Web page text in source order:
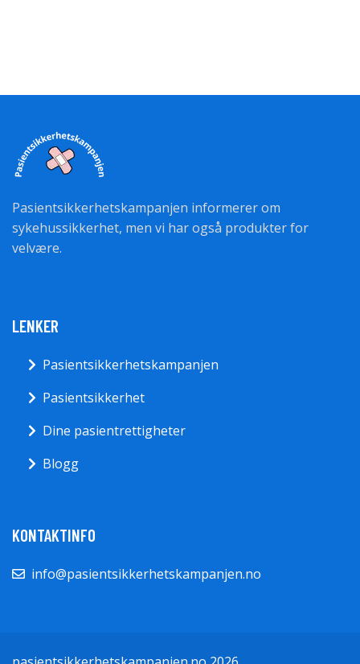
Pasientsikkerhetskampanjen informerer om
sykehussikkerhet, men vi har også produkter for
velvære.
LENKER
Pasientsikkerhetskampanjen
Pasientsikkerhet
Dine pasientrettigheter
Blogg
KONTAKTINFO
info@pasientsikkerhetskampanjen.no